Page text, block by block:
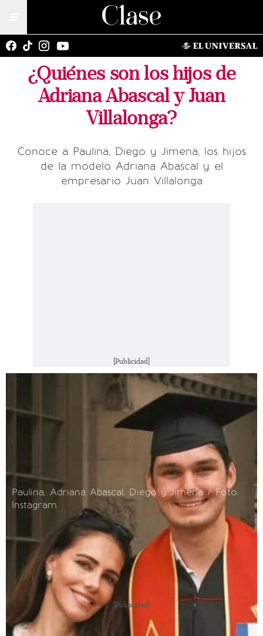
¿Quiénes son los hijos de
Adriana Abascal y Juan
Villalonga?
Conoce a Paulina, Diego y Jimena, los hijos
de la modelo Adriana Abascal y el
empresario Juan Villalonga
[Publicidad]
Paulina, Adriana Abascal, Diego y Jimena / Foto:
Instagram
[Publicidad]